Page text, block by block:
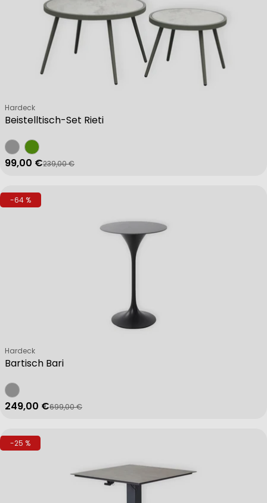
Beistelltisch-Set Rieti
Verkäufer:
Hardeck
Verkaufspreis
99,00 €
Regulärer Preis
239,00 €
-64 %
Bartisch Bari
Verkäufer:
Hardeck
Verkaufspreis
249,00 €
Regulärer Preis
699,00 €
-25 %